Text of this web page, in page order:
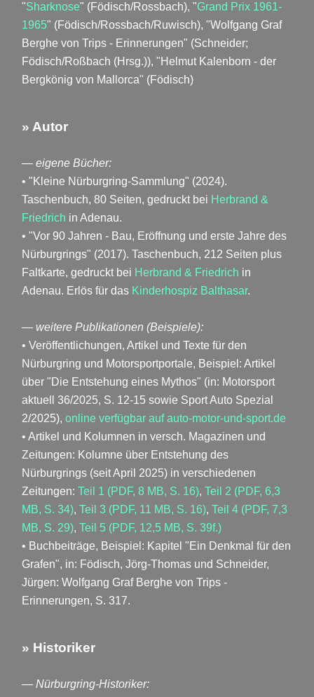
"Sharknose" (Födisch/Rossbach), "Grand Prix 1961-
1965" (Födisch/Rossbach/Ruwisch), "Wolfgang Graf
Berghe von Trips - Erinnerungen" (Schneider;
Födisch/Roßbach (Hrsg.)), "Helmut Kalenborn - der
Bergkönig von Mallorca" (Födisch)
» Autor
— eigene Bücher:
• "Kleine Nürburgring-Sammlung" (2024).
Taschenbuch, 80 Seiten, gedruckt bei Herbrand &
Friedrich in Adenau.
• "Vor 90 Jahren - Bau, Eröffnung und erste Jahre des
Nürburgrings" (2017). Taschenbuch, 212 Seiten plus
Faltkarte, gedruckt bei Herbrand & Friedrich in
Adenau. Erlös für das Kinderhospiz Balthasar.
— weitere Publikationen (Beispiele):
• Veröffentlichungen, Artikel und Texte für den
Nürburgring und Motorsportportale, Beispiel: Artikel
über "Die Entstehung eines Mythos" (in: Motorsport
aktuell 36/2025, S. 12-15 sowie Sport Auto Spezial
2/2025),online verfügbar auf auto-motor-und-sport.de
• Artikel und Kolumnen in versch. Magazinen und
Zeitungen: Kolumne über Entstehung des
Nürburgrings (seit April 2025) in verschiedenen
Zeitungen:Teil 1 (PDF, 8 MB, S. 16),Teil 2 (PDF, 6,3
MB, S. 34),Teil 3 (PDF, 11 MB, S. 16),Teil 4 (PDF, 7,3
MB, S. 29),Teil 5 (PDF, 12,5 MB, S. 39f.)
• Buchbeiträge, Beispiel: Kapitel "Ein Denkmal für den
Grafen", in: Födisch, Jörg-Thomas und Schneider,
Jürgen: Wolfgang Graf Berghe von Trips -
Erinnerungen, S. 317.
» Historiker
— Nürburgring-Historiker: